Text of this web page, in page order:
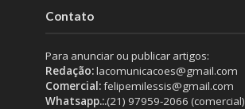
Contato
Para anunciar ou publicar artigos:
Redação:lacomunicacoes@gmail.com
Comercial:felipemilessis@gmail.com
Whatsapp.:.(21) 97959-2066 (comercial)